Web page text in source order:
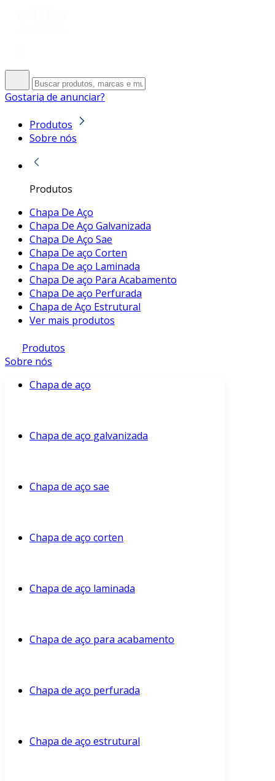
Gostaria de anunciar?
Produtos
Sobre nós
Produtos
Chapa De Aço
Chapa De Aço Galvanizada
Chapa De Aço Sae
Chapa De aço Corten
Chapa De aço Laminada
Chapa De aço Para Acabamento
Chapa De aço Perfurada
Chapa de Aço Estrutural
Ver mais produtos
Produtos
Sobre nós
Chapa de aço
Chapa de aço galvanizada
Chapa de aço sae
Chapa de aço corten
Chapa de aço laminada
Chapa de aço para acabamento
Chapa de aço perfurada
Chapa de aço estrutural